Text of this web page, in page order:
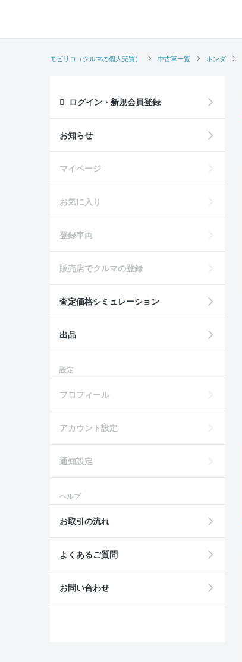
モビリコ（クルマの個人売買） 中古車一覧 ホンダ
ログイン・新規会員登録
お知らせ
マイページ
お気に入り
登録車両
販売店でクルマの登録
査定価格シミュレーション
出品
設定
プロフィール
アカウント設定
通知設定
ヘルプ
お取引の流れ
よくあるご質問
お問い合わせ